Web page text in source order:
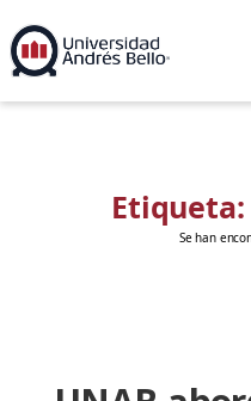
Etiqueta:
Se han